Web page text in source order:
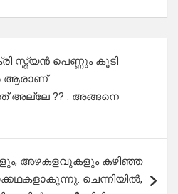
സ്ത്യൻ പെണ്ണും കൂടി
ആരാണ്
അല്ലേ ?? . അങ്ങനെ
അഴകളവുകളും കഴിഞ്ഞ
ചെന്നിയിൽ,